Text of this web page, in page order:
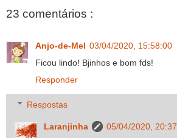
23 comentários :
Anjo-de-Mel 03/04/2020, 15:58:00
Ficou lindo! Bjinhos e bom fds!
Responder
Respostas
Laranjinha
05/04/2020,